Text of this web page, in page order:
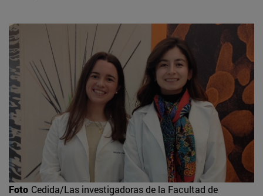
Foto Cedida/Las investigadoras de la Facultad de